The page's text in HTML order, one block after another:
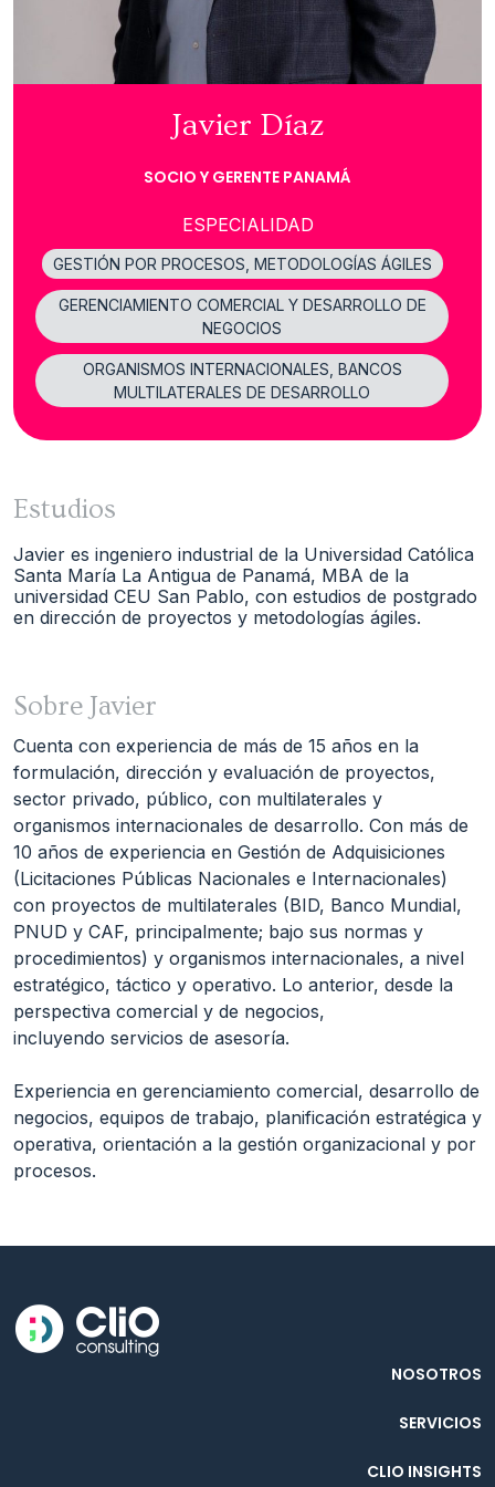
Javier Díaz
SOCIO Y GERENTE PANAMÁ
ESPECIALIDAD
GESTIÓN POR PROCESOS, METODOLOGÍAS ÁGILES
GERENCIAMIENTO COMERCIAL Y DESARROLLO DE
NEGOCIOS
ORGANISMOS INTERNACIONALES, BANCOS
MULTILATERALES DE DESARROLLO
Estudios
Javier es ingeniero industrial de la Universidad Católica
Santa María La Antigua de Panamá, MBA de la
universidad CEU San Pablo, con estudios de postgrado
en dirección de proyectos y metodologías ágiles.
Sobre Javier
Cuenta con experiencia de más de 15 años en la
formulación, dirección y evaluación de proyectos,
sector privado, público, con multilaterales y
organismos internacionales de desarrollo. Con más de
10 años de experiencia en Gestión de Adquisiciones
(Licitaciones Públicas Nacionales e Internacionales)
con proyectos de multilaterales (BID, Banco Mundial,
PNUD y CAF, principalmente; bajo sus normas y
procedimientos) y organismos internacionales, a nivel
estratégico, táctico y operativo. Lo anterior, desde la
perspectiva comercial y de negocios,
incluyendo servicios de asesoría.
Experiencia en gerenciamiento comercial, desarrollo de
negocios, equipos de trabajo, planificación estratégica y
operativa, orientación a la gestión organizacional y por
procesos.
NOSOTROS
SERVICIOS
CLIO INSIGHTS